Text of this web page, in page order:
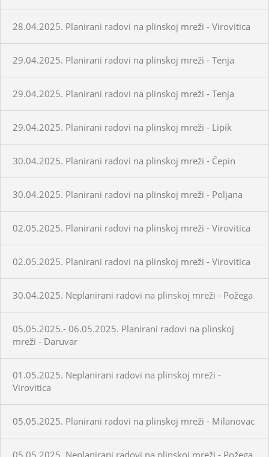
28.04.2025. Planirani radovi na plinskoj mreži - Virovitica
29.04.2025. Planirani radovi na plinskoj mreži - Tenja
29.04.2025. Planirani radovi na plinskoj mreži - Tenja
29.04.2025. Planirani radovi na plinskoj mreži - Lipik
30.04.2025. Planirani radovi na plinskoj mreži - Čepin
30.04.2025. Planirani radovi na plinskoj mreži - Poljana
02.05.2025. Planirani radovi na plinskoj mreži - Virovitica
02.05.2025. Planirani radovi na plinskoj mreži - Virovitica
30.04.2025. Neplanirani radovi na plinskoj mreži - Požega
05.05.2025.- 06.05.2025. Planirani radovi na plinskoj
mreži - Daruvar
01.05.2025. Neplanirani radovi na plinskoj mreži -
Virovitica
05.05.2025. Planirani radovi na plinskoj mreži - Milanovac
05.05.2025. Neplanirani radovi na plinskoj mreži - Požega